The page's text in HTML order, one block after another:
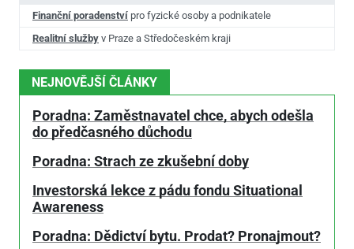
Finanční poradenství pro fyzické osoby a podnikatele
Realitní služby v Praze a Středočeském kraji
NEJNOVĚJŠÍ ČLÁNKY
Poradna: Zaměstnavatel chce, abych odešla
do předčasného důchodu
Poradna: Strach ze zkušební doby
Investorská lekce z pádu fondu Situational
Awareness
Poradna: Dědictví bytu. Prodat? Pronajmout?